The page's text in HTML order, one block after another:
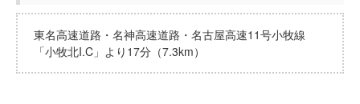
東名高速道路・名神高速道路・名古屋高速11号小牧線
「小牧北I.C」より17分（7.3km）